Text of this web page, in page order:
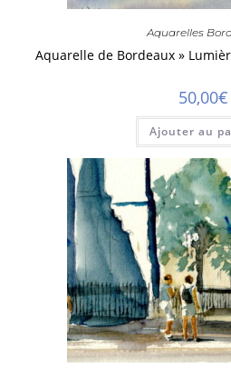
Aquarelles
Aquarelle de Bordeaux »
50,00€
Ajouter au